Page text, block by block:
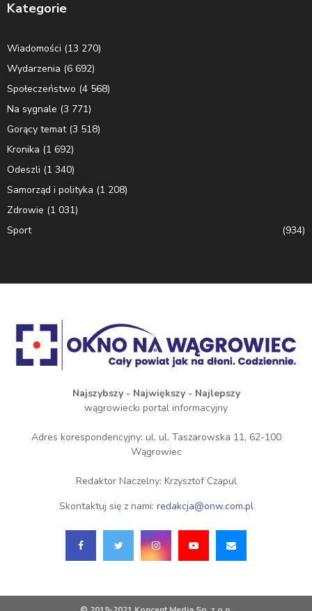
Kategorie
Wiadomości (13 270)
Wydarzenia (6 692)
Społeczeństwo (4 568)
Na sygnale (3 771)
Gorący temat(3 518)
Kronika (1 692)
Odeszli (1 340)
Samorząd i polityka (1 208)
Zdrowie (1 031)
Sport
(934)
Najszybszy - Największy - Najlepszy
wągrowiecki portal informacyjny
Adres korespondencyjny: ul. ul. Taszarowska 11, 62-100
Wągrowiec
Redaktor Naczelny: Krzysztof Czapul
Skontaktuj się z nami: redakcja@onw.com.pl